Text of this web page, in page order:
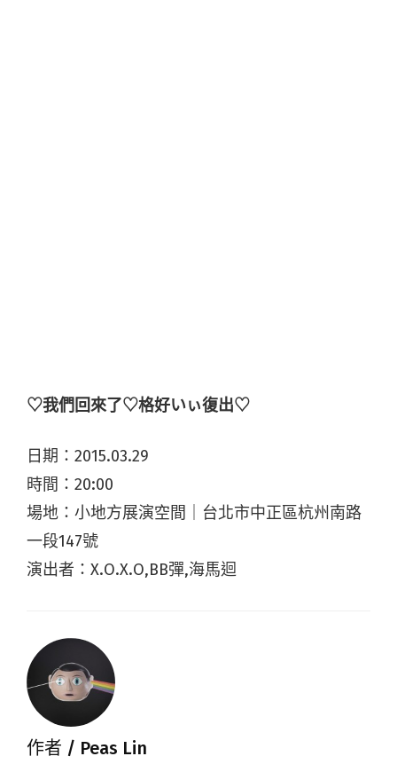
♡我們回來了♡格好いぃ復出♡
日期：2015.03.29
時間：20:00
場地：小地方展演空間｜台北市中正區杭州南路
一段147號
演出者：X.O.X.O,BB彈,海馬迴
作者 / Peas Lin